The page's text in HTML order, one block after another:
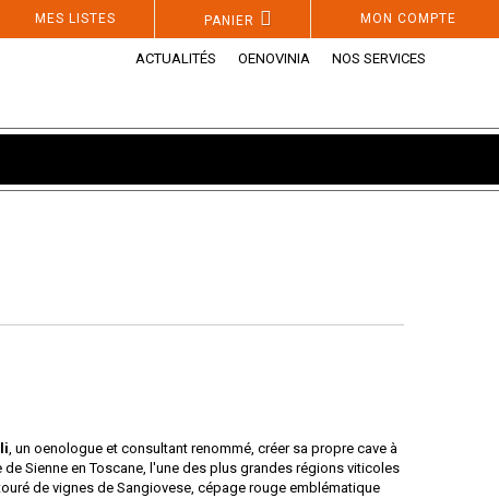
MON COMPTE
PANIER
MES LISTES
ACTUALITÉS OENOVINIA NOS SERVICES
, un oenologue et consultant renommé, créer sa propre cave à
Sienne en Toscane, l'une des plus grandes régions viticoles
de vignes de Sangiovese, cépage rouge emblématique